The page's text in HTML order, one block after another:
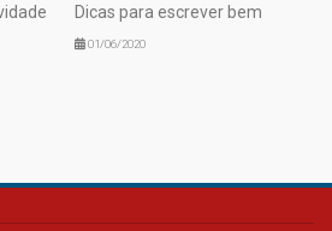
Dicas para escrever bem
01/06/2020